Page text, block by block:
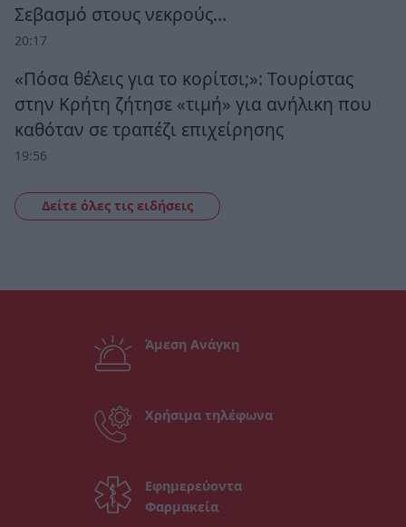
Σεβασμό στους νεκρούς…
20:17
«Πόσα θέλεις για το κορίτσι;»: Τουρίστας
στην Κρήτη ζήτησε «τιμή» για ανήλικη που
καθόταν σε τραπέζι επιχείρησης
19:56
Δείτε όλες τις ειδήσεις
Άμεση Ανάγκη
Χρήσιμα τηλέφωνα
Εφημερεύοντα
Φαρμακεία